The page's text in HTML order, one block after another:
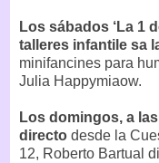
Los sábados ‘La 1
talleres infantile sa
minifancines para
Julia Happymiaow.
Los domingos, a
directo desde la
12, Roberto Bartual